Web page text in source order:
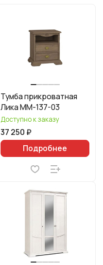
Тумба прикроватная
Лика ММ-137-03
Доступно к заказу
37 250 ₽
Подробнее